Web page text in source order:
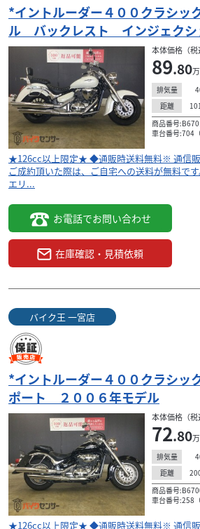
*イントルーダー４００クラシ
ル バックレスト インジェクシ
本体価格（税
89.80
排気量
距離
商品番号
車台番号:704
★126cc以上限定★ ◆通販時送料無料※ 通信販
ご成約頂いた際は、ご自宅への送料が無料で
エリ...
お電話でお問い合わせ
在庫確認・見積依頼
バイク王 一宮店
*イントルーダー４００クラシ
ポート ２００６年モデル
本体価格（税
72.80
排気量
距離
商品番号
車台番号:258
★126cc以上限定★ ◆通販時送料無料※ 通信販